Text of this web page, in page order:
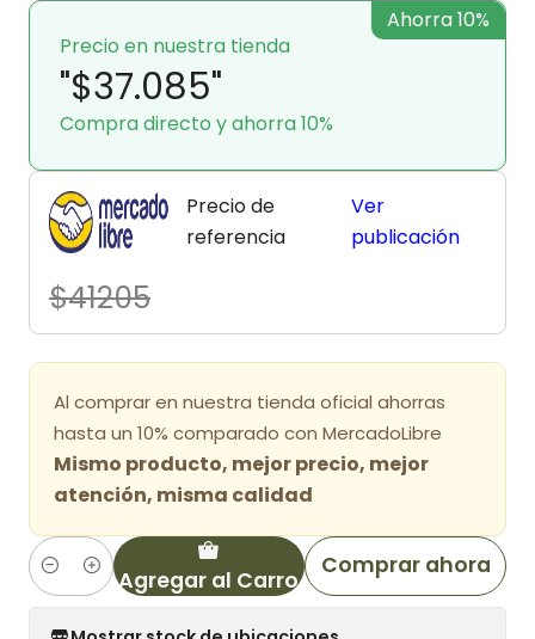
Precio en nuestra tienda
"$37.085"
Compra directo y ahorra 10%
Ahorra 10%
Precio de
referencia
$41205
Ver
publicación
Al comprar en nuestra tienda oficial ahorras
hasta un 10% comparado con MercadoLibre
Mismo producto, mejor precio, mejor
atención, misma calidad
Cantidad Agregar al Carro
Comprar ahora